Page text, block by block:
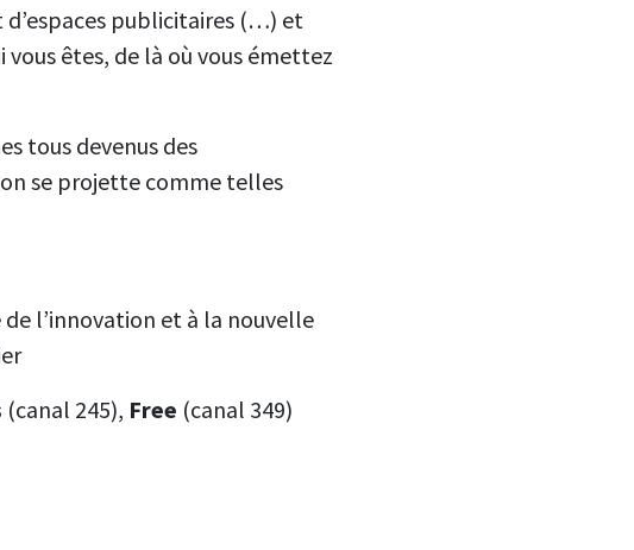
d’espaces publicitaires (…) et
êtes, de là où vous émettez
tous devenus des
se projette comme telles
l’innovation et à la nouvelle
(canal 245), Free (canal 349)